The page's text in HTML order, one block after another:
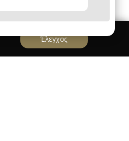
Έλεγχος